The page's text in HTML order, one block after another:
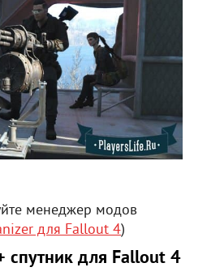
менеджер модов
для Fallout 4)
спутник для Fallout 4